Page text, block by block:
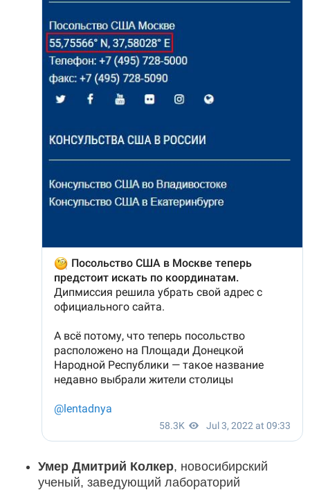
Умер Дмитрий Колкер, новосибирский
ученый, заведующий лабораторий